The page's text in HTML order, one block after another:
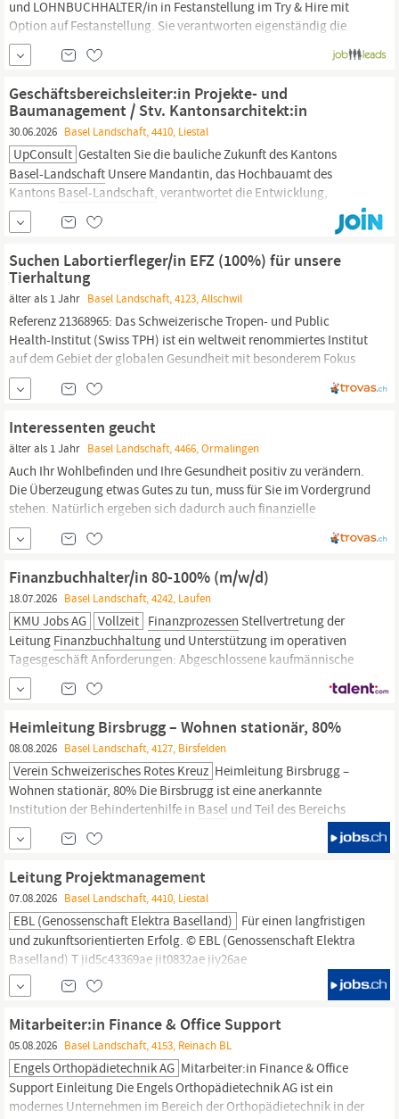
und LOHNBUCHHALTER/in in Festanstellung im Try & Hire mit
Option auf Festanstellung. Sie verantworten eigenständig die
komplette
Finanzbuchhaltung
lohnbezogener Abwicklung. Sie bringen mehrjährige
Sozialversicherungen,...
Geschäftsbereichsleiter:in Projekte- und
Baumanagement / Stv. Kantonsarchitekt:in
30.06.2026 Basel Landschaft, 4410, Liestal
UpConsult Gestalten Sie die bauliche Zukunft des Kantons
Basel-Landschaft Unsere Mandantin, das Hochbauamt des
Kantons Basel-Landschaft, verantwortet die Entwicklung,
Realisierung und Bewirtschaftung eines kantonalen
Immobilienportfolios von rund 600 Objekten mit einem
Gesamtwert von ca. CHF 2 Milliarden. Nachhaltigkeit ist dabei ein
zentraler...
Suchen Labortierfleger/in EFZ (100%) für unsere
Tierhaltung
älter als 1 Jahr Basel Landschaft, 4123, Allschwil
Referenz 21368965: Das Schweizerische Tropen- und Public
Health-Institut (Swiss TPH) ist ein weltweit renommiertes Institut
auf dem Gebiet der globalen Gesundheit mit besonderem Fokus
auf Länder mit niedrigen und mittleren Einkommen. Assoziiert mit
der UniversitätBasel,
verbindet das Swiss TPH Forschung, Lehre
Interessenten geucht
älter als 1 Jahr Basel Landschaft, 4466, Ormalingen
Auch Ihr Wohlbefinden und Ihre Gesundheit positiv zu verändern.
Die Überzeugung etwas Gutes zu tun, muss für Sie im Vordergrund
stehen. Natürlich ergeben sich dadurch auch finanzielle
Möglichkeiten. Sie können arbeiten, wo Sie gerade sind und wann
Sie möchten. Würden Sie gerne
unabhängig sein? Dann
Finanzbuchhalter/in 80-100% (m/w/d)
18.07.2026 Basel Landschaft, 4242, Laufen
KMU Jobs AG Vollzeit Finanzprozessen Stellvertretung der
Leitung Finanzbuchhaltung und Unterstützung im operativen
Tagesgeschäft Anforderungen: Abgeschlossene kaufmännische
Ausbildung EFZ Weiterbildung im
(z. B. Fachausweis
und Rechnungswesen) von Vorteil
Kenntnisse im...
Heimleitung Birsbrugg – Wohnen stationär, 80%
08.08.2026 Basel Landschaft, 4127, Birsfelden
Verein Schweizerisches Rotes Kreuz Heimleitung Birsbrugg –
Wohnen stationär, 80% Die Birsbrugg ist eine anerkannte
Institution der Behindertenhilfe in Basel und Teil des Bereichs
Wohnen, Arbeiten und Soziales des Roten Kreuzes
Aufgrund einer Pensionierung möchten wir die Stelle der
weiterentwickeln.
Leitung Projektmanagement
07.08.2026 Basel Landschaft, 4410, Liestal
EBL (Genossenschaft Elektra Baselland) Für einen langfristigen
und zukunftsorientierten Erfolg. © EBL (Genossenschaft Elektra
Baselland) T jid5c43369ae jit0832ae jiy26ae
Mitarbeiter:in Finance & Office Support
05.08.2026 Basel Landschaft, 4153, Reinach BL
Engels Orthopädietechnik AG Mitarbeiter:in Finance & Office
Support Einleitung Die Engels Orthopädietechnik AG ist ein
modernes Unternehmen im Bereich der Orthopädietechnik in der